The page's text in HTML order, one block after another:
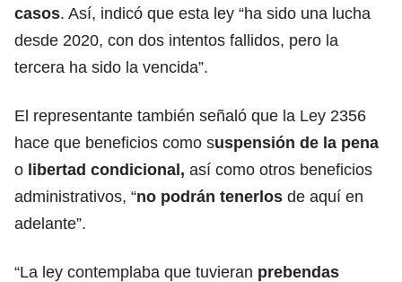
casos. Así, indicó que esta ley “ha sido una lucha
desde 2020, con dos intentos fallidos, pero la
tercera ha sido la vencida”.
El representante también señaló que la Ley 2356
hace que beneficios como suspensión de la pena
o libertad condicional, así como otros beneficios
administrativos, “no podrán tenerlos de aquí en
adelante”.
“La ley contemplaba que tuvieran prebendas